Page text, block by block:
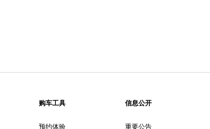
购车工具
预约体验
信息公开
重要公告